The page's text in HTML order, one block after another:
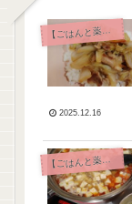
【
ごはんと薬膳】
2025.12.16
【
ごはんと薬膳】